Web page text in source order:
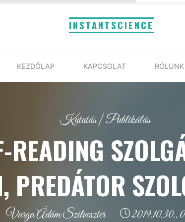
INSTANTSCIENCE
KEZDŐLAP KAPCSOLAT RÓLUNK
Kutatás|Publikálás
READING
PREDÁTOR
Varga Ádám Szilveszter 2019.10.30.,